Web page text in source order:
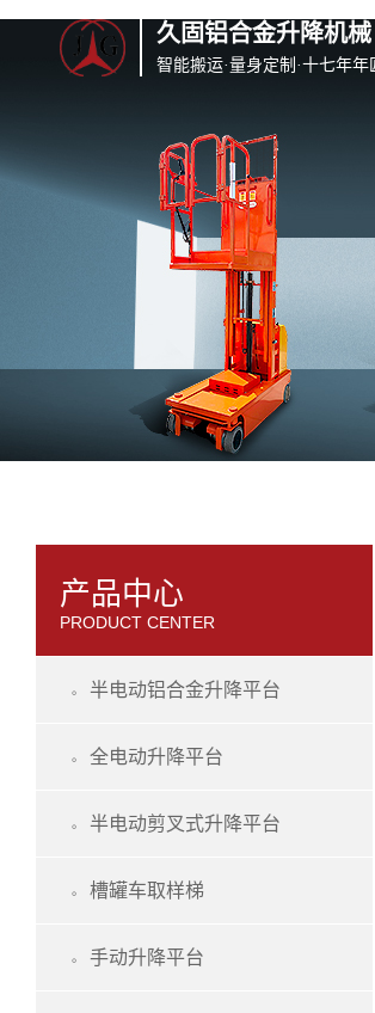
久固铝合金升降机械
智能搬运·量身定制·十七年年
产品中心
PRODUCT CENTER
 半电动铝合金升降平台
 全电动升降平台
 半电动剪叉式升降平台
 槽罐车取样梯
 手动升降平台